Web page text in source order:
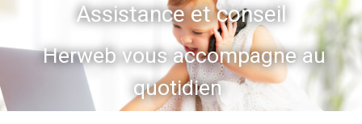
Nous contacter
Assistance et conseil
Herweb vous accompagne au
quotidien